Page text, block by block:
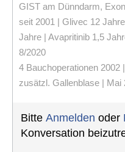
GIST am Dünndarm,
seit 2001 | Glivec 12
Jahre | Avapritinib 1,5
8/2020
4 Bauchoperationen 2002
zusätzl. Gallenblase | Mai
Bitte Anmelden oder
Konversation